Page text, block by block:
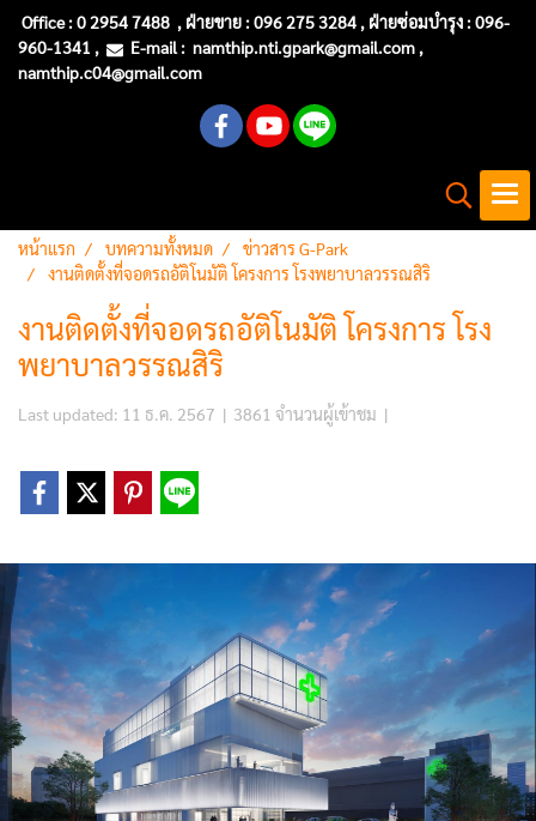
Office :0 2954 7488 , ฝ่ายขาย : 096 275 3284 , ฝ่ายซ่อมบำรุง :096-
960-1341 , E-mail : namthip.nti.gpark@gmail.com ,
namthip.c04@gmail.com
หน้าแรก บทความทั้งหมด
ข่าวสาร G-Park
งานติดตั้งที่จอดรถอัติโนมัติ โครงการ โรงพยาบาลวรรณสิริ
งานติดตั้งที่จอดรถอัติโนมัติ โครงการ โรง
พยาบาลวรรณสิริ
Last updated: 11 ธ.ค. 2567 | 3861 จำนวนผู้เข้าชม |